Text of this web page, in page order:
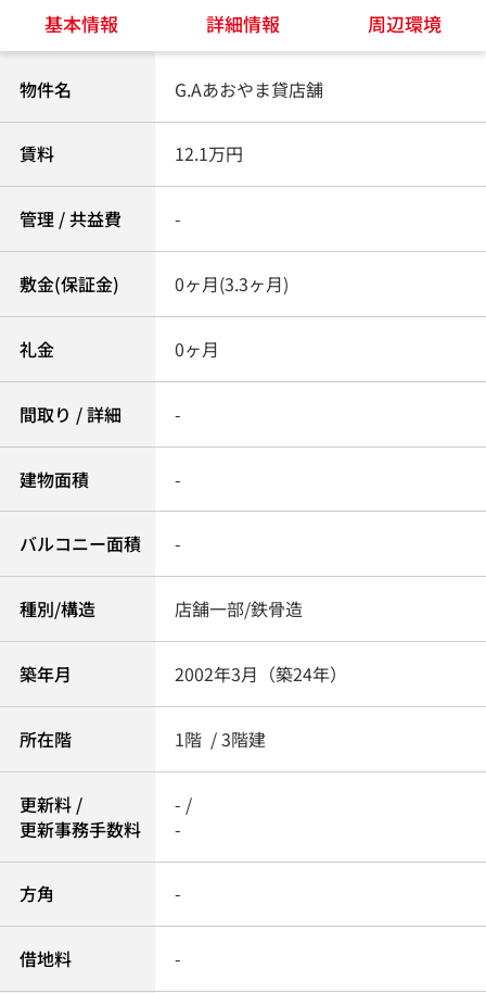
基本情報 詳細情報 周辺環境
物件名 G.Aあおやま貸店舗
賃料 12.1万円
管理 / 共益費 -
敷金(保証金) 0ヶ月(3.3ヶ月)
礼金 0ヶ月
間取り / 詳細 -
建物面積 -
バルコニー面積 -
種別/構造 店舗一部/鉄骨造
築年月 2002年3月（築24年）
所在階 1階 / 3階建
更新料 /
更新事務手数料
- /
-
方角 -
借地料 -